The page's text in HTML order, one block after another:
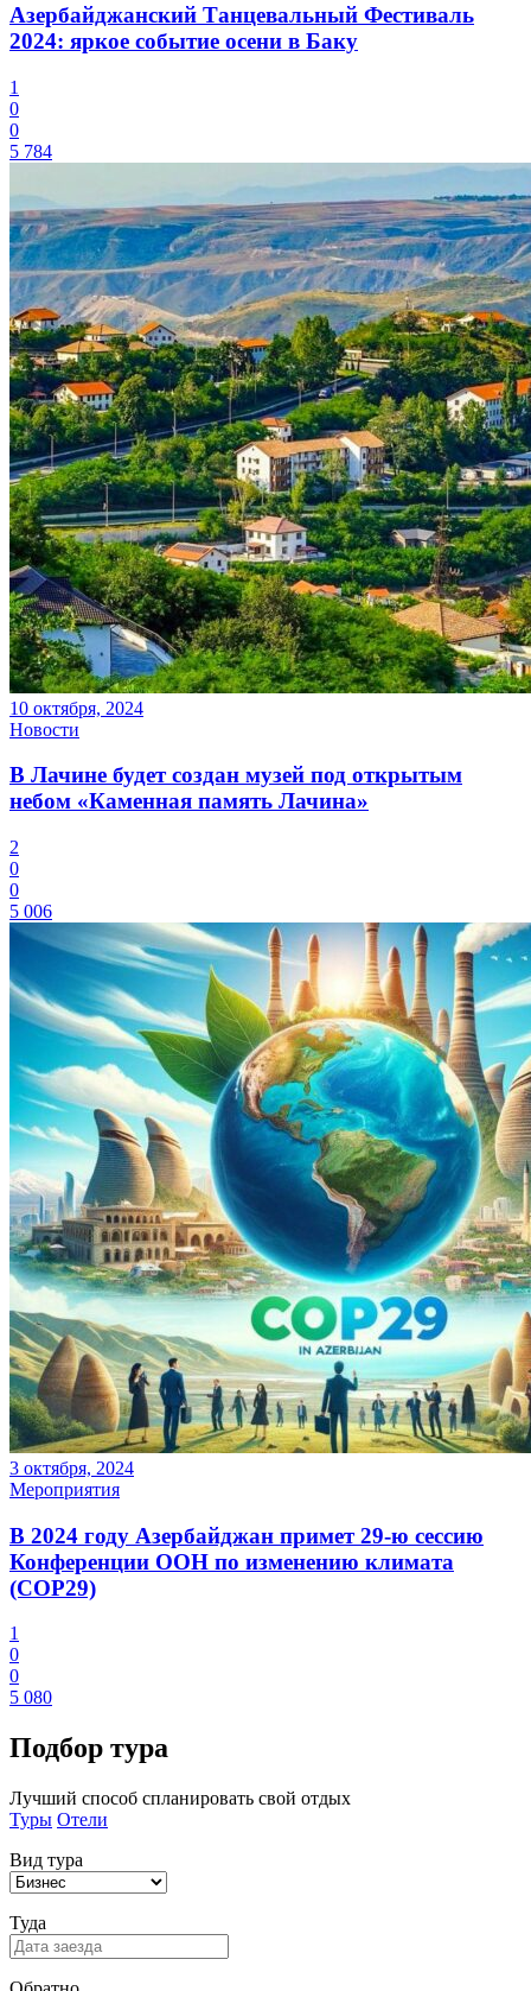
Азербайджанский Танцевальный Фестиваль
2024: яркое событие осени в Баку
1
0
0
5 784
10 октября, 2024
Новости
В Лачине будет создан музей под открытым
небом «Каменная память Лачина»
2
0
0
5 006
3 октября, 2024
Мероприятия
В 2024 году Азербайджан примет 29-ю сессию
Конференции ООН по изменению климата
(COP29)
1
0
0
5 080
Подбор тура
Лучший способ спланировать свой отдых
Туры Отели
Вид тура
Туда